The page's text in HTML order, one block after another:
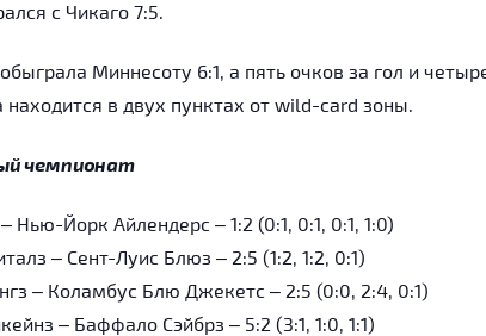
с Чикаго 7:5.
Миннесоту 6:1, а пять очков за гол и
находится в двух пунктах от wild-card зоны.
чемпионат
Нью-Йорк Айлендерс – 1:2 (0:1, 0:1, 0:1, 1:0)
– Сент-Луис Блюз – 2:5 (1:2, 1:2, 0:1)
– Коламбус Блю Джекетс – 2:5 (0:0, 2:4, 0:1)
– Баффало Сэйбрз – 5:2 (3:1, 1:0, 1:1)